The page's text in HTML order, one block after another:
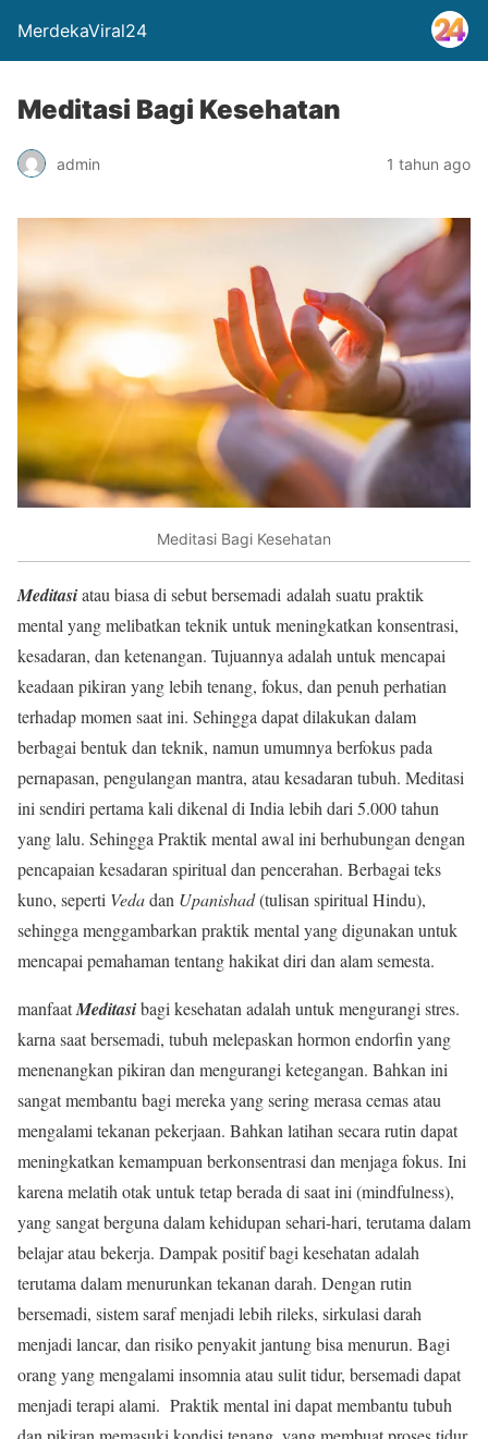
MerdekaViral24
Meditasi Bagi Kesehatan
admin 1 tahun ago
Meditasi Bagi Kesehatan
Meditasiatau biasa di sebut bersemadi adalah suatu praktik
mental yang melibatkan teknik untuk meningkatkan konsentrasi,
kesadaran, dan ketenangan. Tujuannya adalah untuk mencapai
keadaan pikiran yang lebih tenang, fokus, dan penuh perhatian
terhadap momen saat ini. Sehingga dapat dilakukan dalam
berbagai bentuk dan teknik, namun umumnya berfokus pada
pernapasan, pengulangan mantra, atau kesadaran tubuh. Meditasi
ini sendiri pertama kali dikenal di India lebih dari 5.000 tahun
yang lalu. Sehingga Praktik mental awal ini berhubungan dengan
pencapaian kesadaran spiritual dan pencerahan. Berbagai teks
kuno, seperti Vedadan Upanishad(tulisan spiritual Hindu),
sehingga menggambarkan praktik mental yang digunakan untuk
mencapai pemahaman tentang hakikat diri dan alam semesta.
manfaatMeditasibagi kesehatan adalah untuk mengurangi stres.
karna saat bersemadi, tubuh melepaskan hormon endorfin yang
menenangkan pikiran dan mengurangi ketegangan. Bahkan ini
sangat membantu bagi mereka yang sering merasa cemas atau
mengalami tekanan pekerjaan. Bahkan latihan secara rutin dapat
meningkatkan kemampuan berkonsentrasi dan menjaga fokus. Ini
karena melatih otak untuk tetap berada di saat ini (mindfulness),
yang sangat berguna dalam kehidupan sehari-hari, terutama dalam
belajar atau bekerja. Dampak positif bagi kesehatan adalah
terutama dalam menurunkan tekanan darah. Dengan rutin
bersemadi, sistem saraf menjadi lebih rileks, sirkulasi darah
menjadi lancar, dan risiko penyakit jantung bisa menurun. Bagi
orang yang mengalami insomnia atau sulit tidur, bersemadi dapat
menjadi terapi alami. Praktik mental ini dapat membantu tubuh